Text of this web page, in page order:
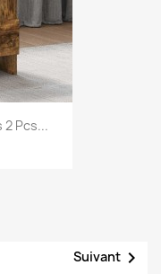
Pcs...
Suivant 